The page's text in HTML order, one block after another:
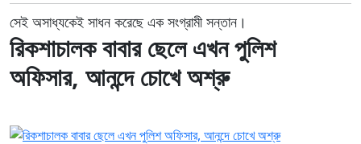
সেই অসাধ্যকেই সাধন করেছে এক সংগ্রামী সন্তান।
রিকশাচালক বাবার ছেলে এখন পুলিশ
অফিসার, আনন্দে চোখে অশ্রু